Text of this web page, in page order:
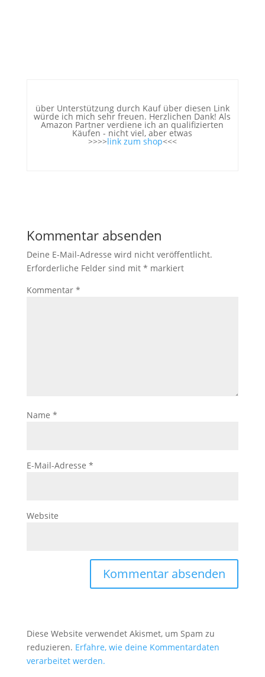
über Unterstützung durch Kauf über diesen Link
würde ich mich sehr freuen. Herzlichen Dank! Als
Amazon Partner verdiene ich an qualifizierten
Käufen - nicht viel, aber etwas
>>>>link zum shop<<<
Kommentar absenden
Deine E-Mail-Adresse wird nicht veröffentlicht.
Erforderliche Felder sind mit * markiert
Kommentar *
Name *
E-Mail-Adresse *
Website
Diese Website verwendet Akismet, um Spam zu
reduzieren. Erfahre, wie deine Kommentardaten
verarbeitet werden.